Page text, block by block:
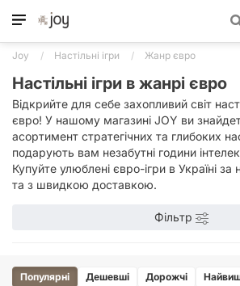
Joy Настільні ігри Жанр євро
Настільні ігри в жанрі євро
Відкрийте для себе захопливий світ
євро! У нашому магазині JOY ви
асортимент стратегічних та глибоких
подарують вам незабутні години
Купуйте улюблені євро-ігри в Україні
та з швидкою доставкою.
Фільтр
Популярні Дешевші Дорожчі